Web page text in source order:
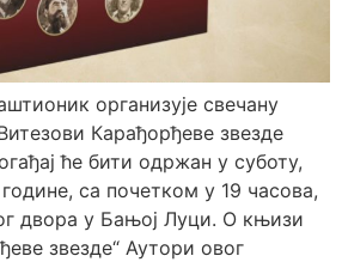
организује свечану
Карађорђеве звезде
ће бити одржан у суботу,
са почетком у 19 часова,
двора у Бањој Луци. ​О књизи
звезде“ ​Аутори овог